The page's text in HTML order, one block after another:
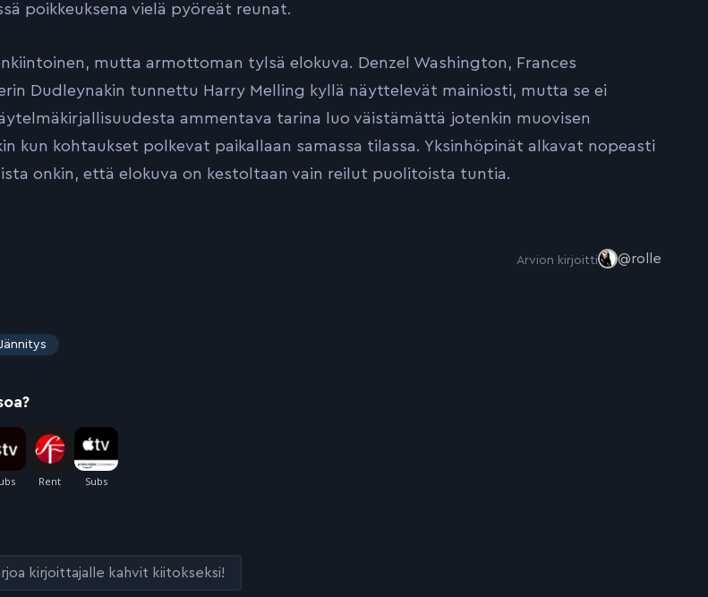
poikkeuksena vielä pyöreät reunat.
mutta armottoman tylsä elokuva. Denzel Washington, Frances
Dudleynakin tunnettu Harry Melling kyllä näyttelevät mainiosti, mutta se ei
ammentava tarina luo väistämättä jotenkin muovisen
kun kohtaukset polkevat paikallaan samassa tilassa. Yksinhöpinät alkavat nopeasti
onkin, että elokuva on kestoltaan vain reilut puolitoista tuntia.
Arvion kirjoitti @rolle
Jännitys
kirjoittajalle kahvit kiitokseksi!